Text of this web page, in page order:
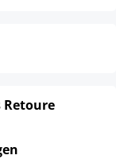
Retoure